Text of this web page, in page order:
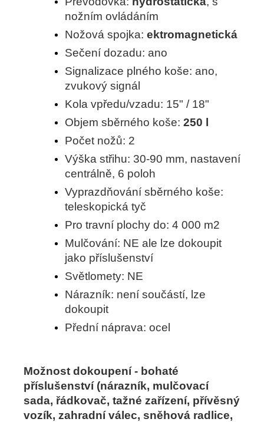
nožním ovládáním
Nožová spojka: ektromagnetická
Sečení dozadu: ano
Signalizace plného koše: ano,
zvukový signál
Kola vpředu/vzadu: 15" / 18"
Objem sběrného koše: 250 l
Počet nožů: 2
Výška střihu: 30-90 mm, nastavení
centrálně, 6 poloh
Vyprazdňování sběrného koše:
teleskopická tyč
Pro travní plochy do: 4 000 m2
Mulčování: NE ale lze dokoupit
jako příslušenství
Světlomety: NE
Nárazník: není součástí, lze
dokoupit
Přední náprava: ocel
Možnost dokoupení - bohaté
příslušenství (nárazník, mulčovací
sada, řádkovač, tažné zařízení, přívěsný
vozík, zahradní válec, sněhová radlice,